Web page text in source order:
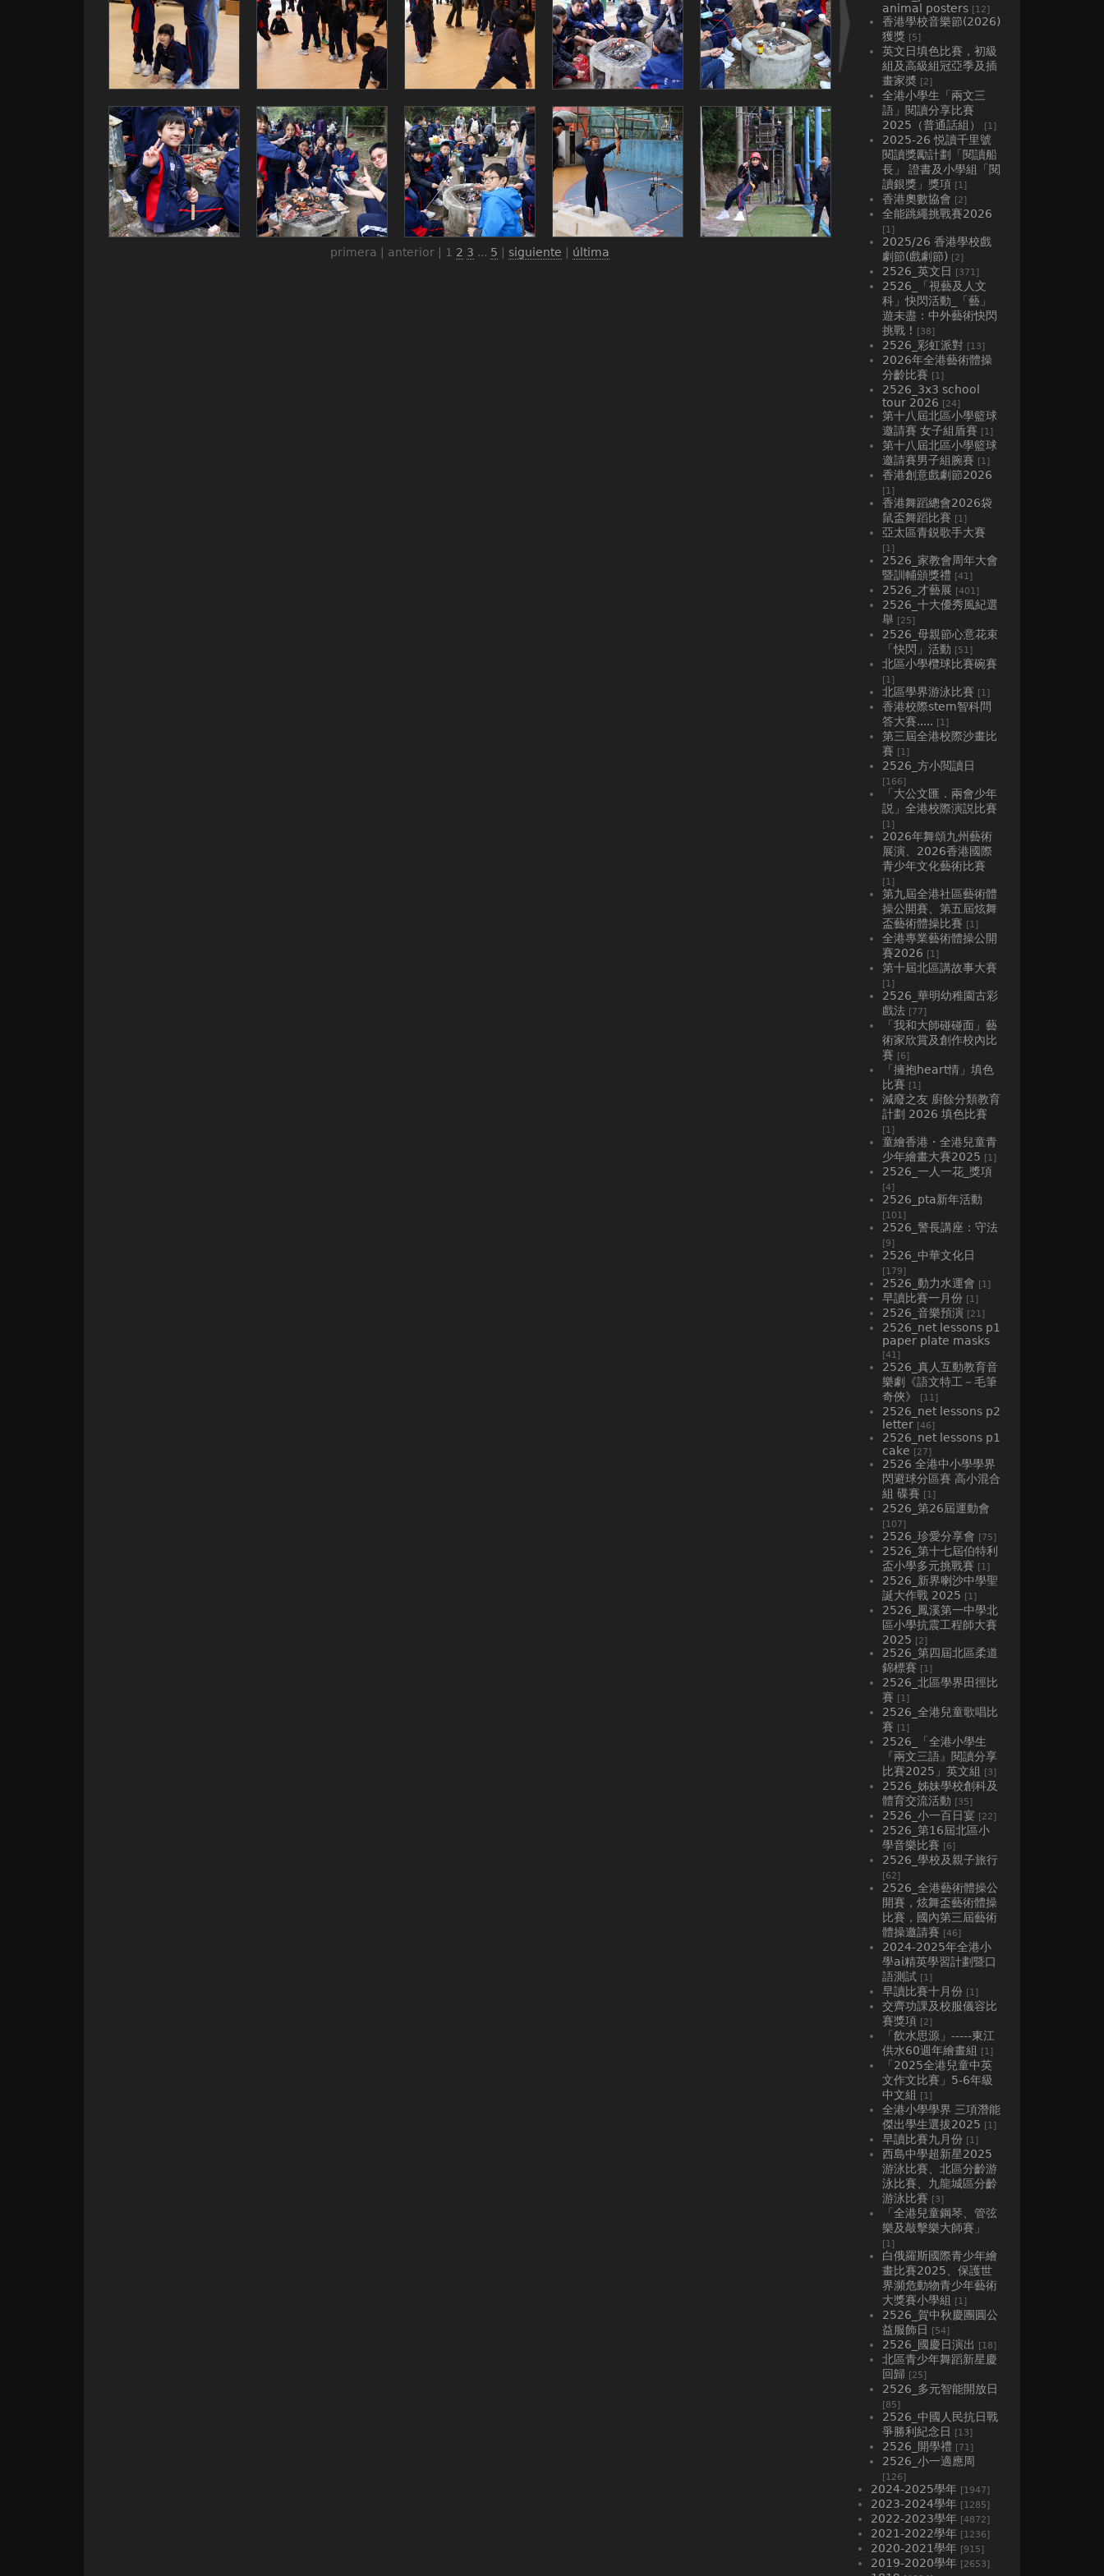
primera | anterior | 1 2 3 ... 5 | siguiente | última
animal posters [12]
香港學校音樂節(2026)
獲獎 [5]
英文日填色比賽，初級
組及高級組冠亞季及插
畫家奬 [2]
全港小學生「兩文三
語」閱讀分享比賽
2025（普通話組）
[1]
2025-26 悦讀千里號
閱讀獎勵計劃「閱讀船
長」 證書及小學組「閱
讀銀獎」獎項 [1]
香港奧數協會 [2]
全能跳繩挑戰賽2026
[1]
2025/26 香港學校戲
劇節(戲劇節) [2]
2526_英文日 [371]
2526_「視藝及人文
科」快閃活動_「藝」
遊未盡：中外藝術快閃
挑戰 ! [38]
2526_彩虹派對 [13]
2026年全港藝術體操
分齡比賽 [1]
2526_3x3 school
tour 2026 [24]
第十八屆北區小學籃球
邀請賽 女子組盾賽 [1]
第十八屆北區小學籃球
邀請賽男子組腕賽 [1]
香港創意戲劇節2026
[1]
香港舞蹈總會2026袋
鼠盃舞蹈比賽 [1]
亞太區青鋭歌手大賽
[1]
2526_家教會周年大會
暨訓輔頒獎禮 [41]
2526_才藝展 [401]
2526_十大優秀風紀選
舉 [25]
2526_母親節心意花束
「快閃」活動 [51]
北區小學欖球比賽碗賽
[1]
北區學界游泳比賽 [1]
香港校際stem智科問
答大賽..... [1]
第三屆全港校際沙畫比
賽 [1]
2526_方小閲讀日
[166]
「大公文匯．兩會少年
説」全港校際演説比賽
[1]
2026年舞頌九州藝術
展演、2026香港國際
青少年文化藝術比賽
[1]
第九屆全港社區藝術體
操公開賽、第五屆炫舞
盃藝術體操比賽 [1]
全港專業藝術體操公開
賽2026 [1]
第十屆北區講故事大賽
[1]
2526_華明幼稚園古彩
戲法 [77]
「我和大師碰碰面」藝
術家欣賞及創作校內比
賽 [6]
「擁抱heart情」填色
比賽 [1]
減廢之友 廚餘分類教育
計劃 2026 填色比賽
[1]
童繪香港・全港兒童青
少年繪畫大賽2025 [1]
2526_一人一花_獎項
[4]
2526_pta新年活動
[101]
2526_警長講座：守法
[9]
2526_中華文化日
[179]
2526_動力水運會 [1]
早讀比賽一月份 [1]
2526_音樂預演 [21]
2526_net lessons p1
paper plate masks
[41]
2526_真人互動教育音
樂劇《語文特工－毛筆
奇俠》
[11]
2526_net lessons p2
letter [46]
2526_net lessons p1
cake [27]
2526 全港中小學學界
閃避球分區賽 高小混合
組 碟賽 [1]
2526_第26屆運動會
[107]
2526_珍愛分享會 [75]
2526_第十七屆伯特利
盃小學多元挑戰賽 [1]
2526_新界喇沙中學聖
誕大作戰 2025 [1]
2526_鳳溪第一中學北
區小學抗震工程師大賽
2025 [2]
2526_第四屆北區柔道
錦標賽 [1]
2526_北區學界田徑比
賽 [1]
2526_全港兒童歌唱比
賽 [1]
2526_「全港小學生
『兩文三語』閱讀分享
比賽2025」英文組 [3]
2526_姊妹學校創科及
體育交流活動 [35]
2526_小一百日宴 [22]
2526_第16屆北區小
學音樂比賽 [6]
2526_學校及親子旅行
[62]
2526_全港藝術體操公
開賽，炫舞盃藝術體操
比賽，國內第三屆藝術
體操邀請賽 [46]
2024-2025年全港小
學ai精英學習計劃暨口
語測試 [1]
早讀比賽十月份 [1]
交齊功課及校服儀容比
賽獎項 [2]
「飲水思源」-----東江
供水60週年繪畫組 [1]
「2025全港兒童中英
文作文比賽」5-6年級
中文組 [1]
全港小學學界 三項潛能
傑出學生選拔2025 [1]
早讀比賽九月份 [1]
西島中學超新星2025
游泳比賽、北區分齡游
泳比賽、九龍城區分齡
游泳比賽 [3]
「全港兒童鋼琴、管弦
樂及敲擊樂大師賽」
[1]
白俄羅斯國際青少年繪
畫比賽2025、⁠保護世
界瀕危動物青少年藝術
大獎賽小學組 [1]
2526_賀中秋慶團圓公
益服飾日 [54]
2526_國慶日演出 [18]
北區青少年舞蹈新星慶
回歸 [25]
2526_多元智能開放日
[85]
2526_中國人民抗日戰
爭勝利紀念日 [13]
2526_開學禮 [71]
2526_小一適應周
[126]
2024-2025學年 [1947]
2023-2024學年 [1285]
2022-2023學年 [4872]
2021-2022學年 [1236]
2020-2021學年 [915]
2019-2020學年 [2653]